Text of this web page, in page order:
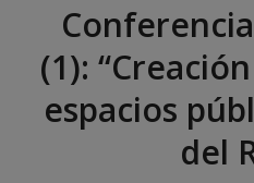
(1):
espacios
del